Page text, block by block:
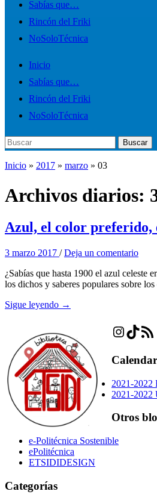
menú
móvil
Sabías que…
Rincón del Friki
NoSoloTécnica
Inicio
Sabías que…
Rincón del Friki
NoSoloTécnica
Buscar: Buscar
Inicio » 2017 » marzo » 03
Archivos diarios:
Azul, el color preferido,
3 marzo 2017 /Deja un comentario
¿Sabías que hasta 1900 el azul celeste
los dichos y saberes populares sobre
Sigue leyendo →
Feed RSS
2021-2022
2021-2022
Otros
e-Politécnica Sostenible
ePolitécnica
ETSIDIDESIGN
Categorías